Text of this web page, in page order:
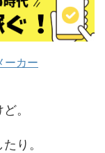
ーカー
。
り。